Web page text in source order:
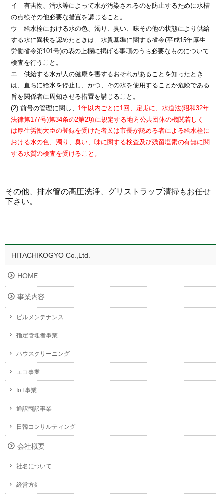
イ 有害物、汚水等によって水が汚染されるのを防止するために水槽
の点検その他必要な措置を講じること。
ウ 給水栓における水の色、濁り、臭い、味その他の状態により供給
する水に異状を認めたときは、水質基準に関する省令(平成15年厚生
労働省令第101号)の表の上欄に掲げる事項のうち必要なものについて
検査を行うこと。
エ 供給する水が人の健康を害するおそれがあることを知ったとき
は、直ちに給水を停止し、かつ、その水を使用することが危険である
旨を関係者に周知させる措置を講じること。
(2) 前号の管理に関し、 1年以内ごとに1回、定期に、水道法(昭和32年
法律第177号)第34条の2第2項に規定する地方公共団体の機関若しく
は厚生労働大臣の登録を受けた者又は市長が認める者による給水栓に
おける水の色、濁り、臭い、味に関する検査及び残留塩素の有無に関
する水質の検査を受けること。
その他、排水管の高圧洗浄、グリストラップ清掃もお任せ
下さい。
HITACHIKOGYO Co.,Ltd.
HOME
事業内容
ビルメンテナンス
指定管理者事業
ハウスクリーニング
エコ事業
IoT事業
通訳翻訳事業
日韓コンサルティング
会社概要
社名について
経営方針